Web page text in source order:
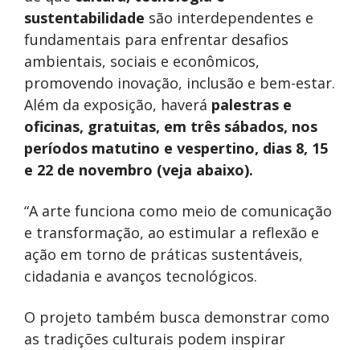
sustentabilidade são interdependentes e
fundamentais para enfrentar desafios
ambientais, sociais e econômicos,
promovendo inovação, inclusão e bem-estar.
Além da exposição, haverá palestras e
oficinas, gratuitas, em três sábados, nos
períodos matutino e vespertino, dias 8, 15
e 22 de novembro (veja abaixo).
“A arte funciona como meio de comunicação
e transformação, ao estimular a reflexão e
ação em torno de práticas sustentáveis,
cidadania e avanços tecnológicos.
O projeto também busca demonstrar como
as tradições culturais podem inspirar